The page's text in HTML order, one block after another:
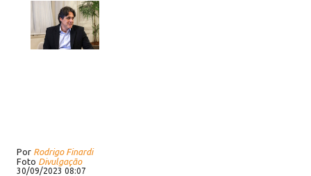
Por Rodrigo Finardi
Foto Divulgação
30/09/2023 08:07